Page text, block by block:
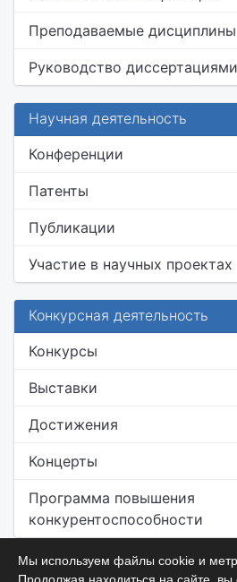
Преподаваемые дисциплины
Руководство диссертациями
Научная деятельность
Конференции
Патенты
Публикации
Участие в научных проектах
Конкурсная деятельность
Конкурсы
Выставки
Достижения
Концерты
Программа повышения
конкурентоспособности
Мы используем файлы cookie и